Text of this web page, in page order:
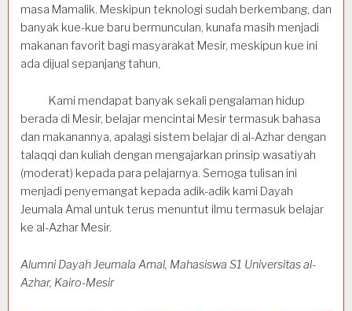
masa Mamalik. Meskipun teknologi sudah berkembang, dan
banyak kue-kue baru bermunculan, kunafa masih menjadi
makanan favorit bagi masyarakat Mesir, meskipun kue ini
ada dijual sepanjang tahun,
Kami mendapat banyak sekali pengalaman hidup
berada di Mesir, belajar mencintai Mesir termasuk bahasa
dan makanannya, apalagi sistem belajar di al-Azhar dengan
talaqqi dan kuliah dengan mengajarkan prinsip wasatiyah
(moderat) kepada para pelajarnya. Semoga tulisan ini
menjadi penyemangat kepada adik-adik kami Dayah
Jeumala Amal untuk terus menuntut ilmu termasuk belajar
ke al-Azhar Mesir.
Alumni Dayah Jeumala Amal, Mahasiswa S1 Universitas al-
Azhar, Kairo-Mesir